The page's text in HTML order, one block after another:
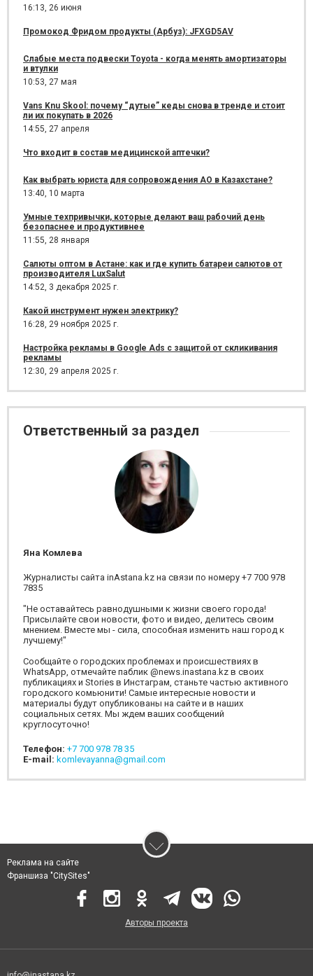
16:13, 26 июня
Промокод Фридом продукты (Арбуз): JFXGD5AV
Слабые места подвески Toyota - когда менять амортизаторы
и втулки
10:53, 27 мая
Vans Knu Skool: почему “дутые” кеды снова в тренде и стоит
ли их покупать в 2026
14:55, 27 апреля
Что входит в состав медицинской аптечки?
Как выбрать юриста для сопровождения АО в Казахстане?
13:40, 10 марта
Умные техпривычки, которые делают ваш рабочий день
безопаснее и продуктивнее
11:55, 28 января
Салюты оптом в Астане: как и где купить батареи салютов от
производителя LuxSalut
14:52, 3 декабря 2025 г.
Какой инструмент нужен электрику?
16:28, 29 ноября 2025 г.
Настройка рекламы в Google Ads с защитой от скликивания
рекламы
12:30, 29 апреля 2025 г.
Ответственный за раздел
Яна Комлева
Журналисты сайта inAstana.kz на связи по номеру +7 700 978
7835
"Не оставайтесь равнодушными к жизни своего города!
Присылайте свои новости, фото и видео, делитесь своим
мнением. Вместе мы - сила, способная изменить наш город к
лучшему!"
Сообщайте о городских проблемах и происшествиях в
WhatsApp, отмечайте паблик @news.inastana.kz в своих
публикациях и Stories в Инстаграм, станьте частью активного
городского комьюнити! Самые интересные новости и
материалы будут опубликованы на сайте и в наших
социальных сетях. Мы ждем ваших сообщений
круглосуточно!
Телефон: +7 700 978 78 35
E-mail: komlevayanna@gmail.com
Реклама на сайте
Франшиза "CitySites"
Авторы проекта